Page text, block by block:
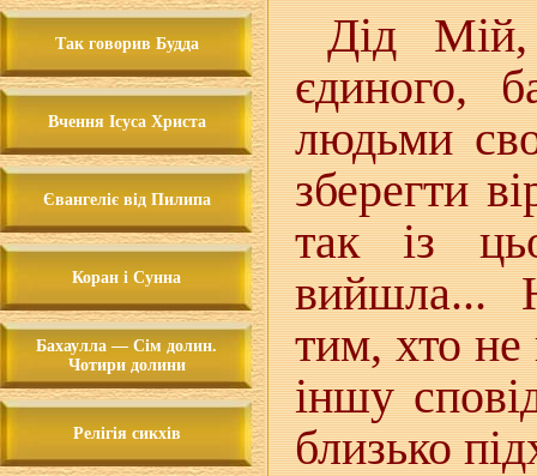
Так говорив Будда
Вчення Ісуса Христа
Євангеліє від Пилипа
Коран і Сунна
Бахаулла — Сім долин.
Чотири долини
Релігія сикхів
Дід Мій,
єдиного,
людьми
зберегти
так із
вийшла...
тим, хто не
іншу
близько